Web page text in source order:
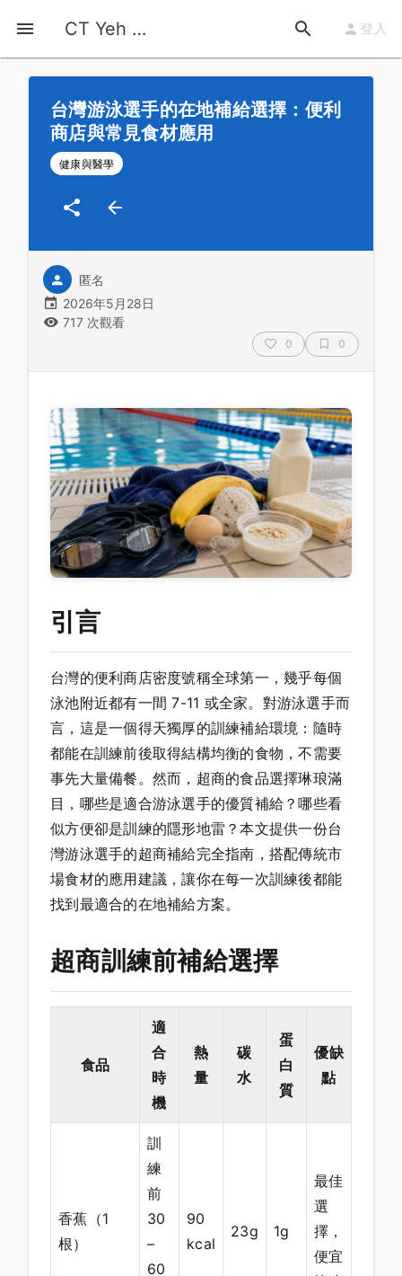
CT Yeh 公路車基地 登入
首頁 運動知識
台灣游泳選手的在地補給選擇：便利
商店與常見食材應用
健康與醫學
匿名
2026年5月28日
717 次觀看
0 0
引言
台灣的便利商店密度號稱全球第一，幾乎每個
泳池附近都有一間 7-11 或全家。對游泳選手而
言，這是一個得天獨厚的訓練補給環境：隨時
都能在訓練前後取得結構均衡的食物，不需要
事先大量備餐。然而，超商的食品選擇琳琅滿
目，哪些是適合游泳選手的優質補給？哪些看
似方便卻是訓練的隱形地雷？本文提供一份台
灣游泳選手的超商補給完全指南，搭配傳統市
場食材的應用建議，讓你在每一次訓練後都能
找到最適合的在地補給方案。
超商訓練前補給選擇
食品
適
合
時
機
熱
量
碳
水
蛋
白
質
優缺
點
香蕉（1
根）
訓
練
前
30
–
60
90
kcal
23g 1g
最佳
選
擇，
便宜